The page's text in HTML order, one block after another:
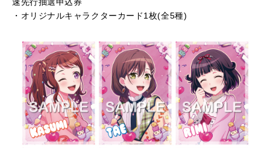
速先行抽選申込券
・オリジナルキャラクターカード1枚(全5種)